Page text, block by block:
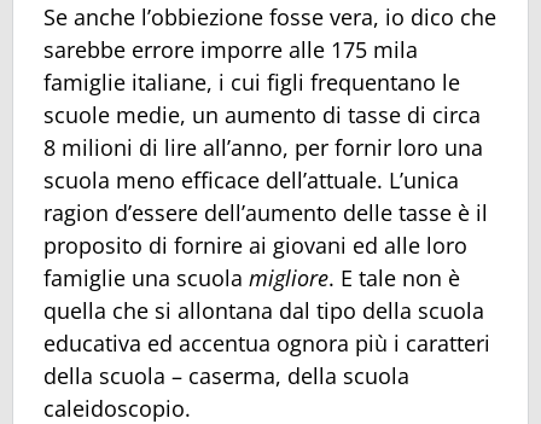
Se anche l’obbiezione fosse vera, io dico che
sarebbe errore imporre alle 175 mila
famiglie italiane, i cui figli frequentano le
scuole medie, un aumento di tasse di circa
8 milioni di lire all’anno, per fornir loro una
scuola meno efficace dell’attuale. L’unica
ragion d’essere dell’aumento delle tasse è il
proposito di fornire ai giovani ed alle loro
famiglie una scuola migliore. E tale non è
quella che si allontana dal tipo della scuola
educativa ed accentua ognora più i caratteri
della scuola – caserma, della scuola
caleidoscopio.